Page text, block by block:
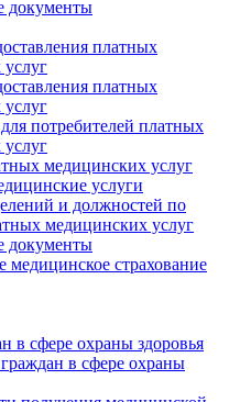
документы
платных
платных
потребителей платных
медицинских услуг
услуги
и должностей по
медицинских услуг
документы
медицинское страхование
в сфере охраны здоровья
в сфере охраны